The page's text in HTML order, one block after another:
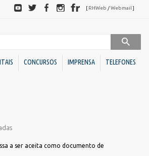
Redes
sociais
[RHWeb /Webmail]
BC Investimentos
Declaração de Acessibilidade para Alvará
CONCURSOS IMPRENSA TELEFONES
a ser aceita como documento de